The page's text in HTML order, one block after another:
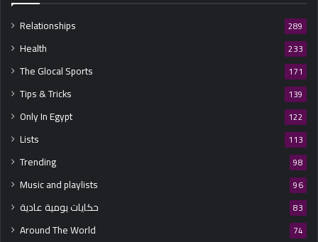
Relationships 289
Health 233
The Glocal Sports 171
Tips & Tricks 139
Only In Egypt 122
Lists 113
Trending 98
Music and playlists 96
حكايات يومية عادية 83
Around The World 74